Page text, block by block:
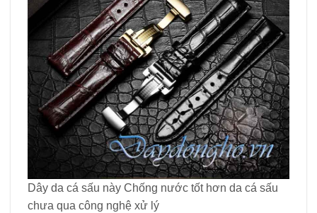
Dây da cá sấu này Chống nước tốt hơn da cá sấu
chưa qua công nghệ xử lý